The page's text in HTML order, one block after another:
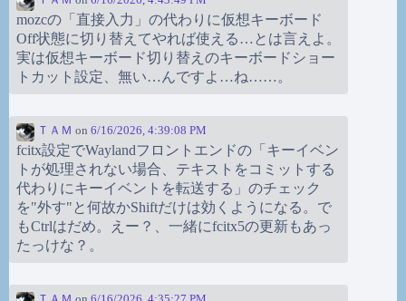
mozcの「直接入力」の代わりに仮想キーボード
Off状態に切り替えてやれば使える…とは言えよ。
実は仮想キーボード切り替えのキーボードショー
トカット設定、無い…んですよ…ね……。
ＴＡＭ on 6/16/2026, 4:39:08 PM
fcitx設定でWaylandフロントエンドの「キーイベン
トが処理されない場合、テキストをコミットする
代わりにキーイベントを転送する」のチェック
を"外す"と何故かShiftだけは効くようになる。で
もCtrlはだめ。えー？、一緒にfcitx5の更新もあっ
たっけな？。